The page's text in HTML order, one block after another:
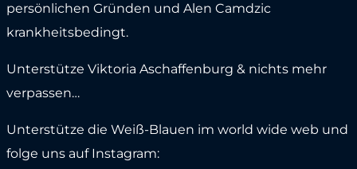
persönlichen Gründen und Alen Camdzic
krankheitsbedingt.
Unterstütze Viktoria Aschaffenburg & nichts mehr
verpassen…
Unterstütze die Weiß-Blauen im world wide web und
folge uns auf Instagram: